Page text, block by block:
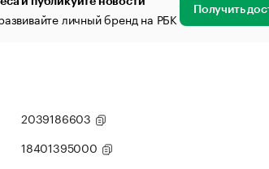
личный бренд на РБК Получить
2039186603
18401395000